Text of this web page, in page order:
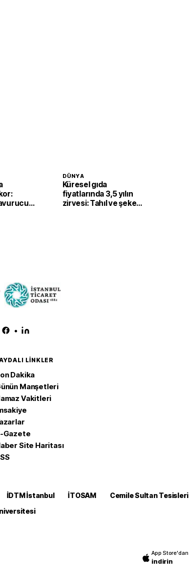
DÜNYA
Küresel gıda
fiyatlarında 3,5 yılın
zirvesi: Tahıl ve şeker
•
LINKLER
Dakika
Manşetleri
Vakitleri
Gazete
Site Haritası
İDTM İstanbul İTOSAM Cemile Sultan Tesisleri
App Store'dan
indirin